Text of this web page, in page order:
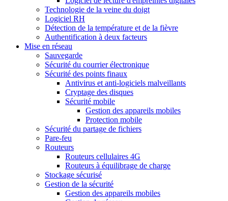
Technologie de la veine du doigt
Logiciel RH
Détection de la température et de la fièvre
Authentification à deux facteurs
Mise en réseau
Sauvegarde
Sécurité du courrier électronique
Sécurité des points finaux
Antivirus et anti-logiciels malveillants
Cryptage des disques
Sécurité mobile
Gestion des appareils mobiles
Protection mobile
Sécurité du partage de fichiers
Pare-feu
Routeurs
Routeurs cellulaires 4G
Routeurs à équilibrage de charge
Stockage sécurisé
Gestion de la sécurité
Gestion des appareils mobiles